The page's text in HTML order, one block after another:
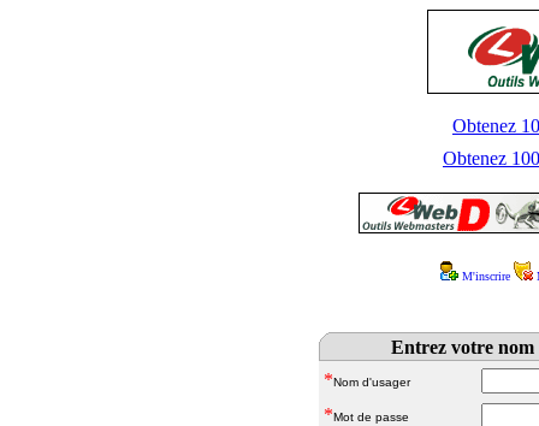
Obtenez
Obtenez
M'inscrire
Entrez votre nom
*Nom d'usager
*Mot de passe